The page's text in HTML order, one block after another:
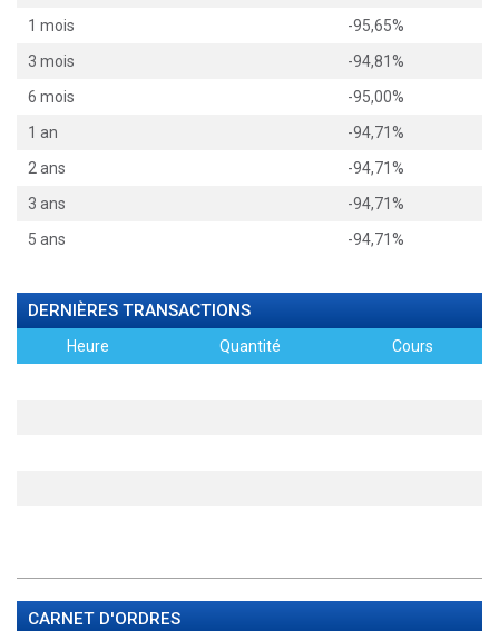
1 mois
-95,65%
3 mois
-94,81%
6 mois
-95,00%
1 an
-94,71%
2 ans
-94,71%
3 ans
-94,71%
5 ans
-94,71%
DERNIÈRES TRANSACTIONS
Heure Quantité Cours
CARNET D'ORDRES